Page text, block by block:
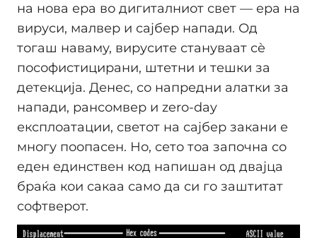
на нова ера во дигиталниот свет — ера на
вируси, малвер и сајбер напади. Од
тогаш наваму, вирусите стануваат сè
пософистицирани, штетни и тешки за
детекција. Денес, со напредни алатки за
напади, рансомвер и zero-day
експлоатации, светот на сајбер закани е
многу поопасен. Но, сето тоа започна со
еден единствен код напишан од двајца
браќа кои сакаа само да си го заштитат
софтверот.